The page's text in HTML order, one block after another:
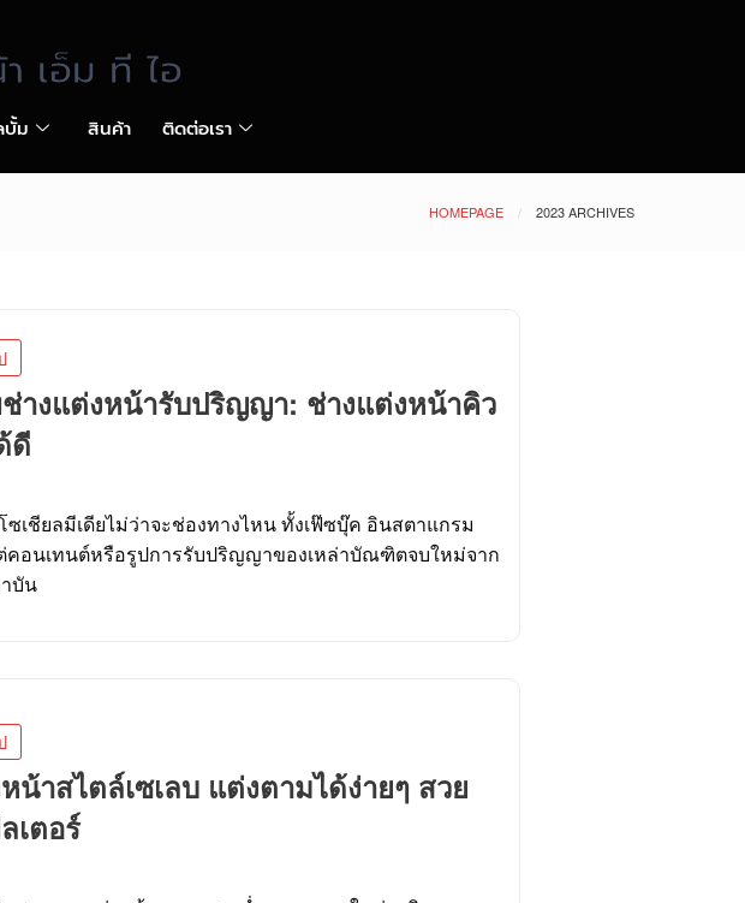
เอ็ม ที ไอ
บั้ม สินค้า ติดต่อเรา
HOMEPAGE 2023 ARCHIVES
างแต่งหน้ารับปริญญา: ช่างแต่งหน้าคิว
ดี
ซเชียลมีเดียไม่ว่าจะช่องทางไหน ทั้งเฟ๊ซบุ๊ค อินสตาแกรม
คอนเทนต์หรือรูปการรับปริญญาของเหล่าบัณฑิตจบใหม่จาก
บัน
น้าสไตล์เซเลบ แต่งตามได้ง่ายๆ สวย
เตอร์